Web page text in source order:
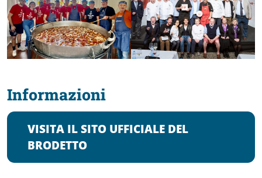
Informazioni
VISITA IL SITO UFFICIALE DEL
BRODETTO